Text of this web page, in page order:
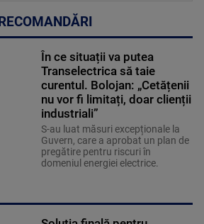
RECOMANDĂRI
În ce situații va putea
Transelectrica să taie
curentul. Bolojan: „Cetățenii
nu vor fi limitați, doar clienții
industriali”
S-au luat măsuri excepționale la
Guvern, care a aprobat un plan de
pregătire pentru riscuri în
domeniul energiei electrice.